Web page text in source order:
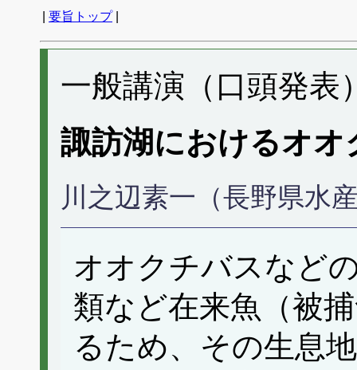
要旨トップ|
一般講演（口頭発表
諏訪湖におけるオオ
川之辺素一（長野県水
オオクチバスなど
類など在来魚（被
るため、その生息